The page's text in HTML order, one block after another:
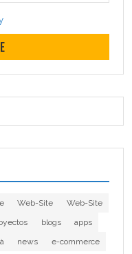
Web-Site
Web-Site
blogs
apps
news
e-commerce